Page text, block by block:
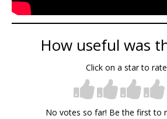
How useful was
Click on a star to
No votes so far! Be the first to